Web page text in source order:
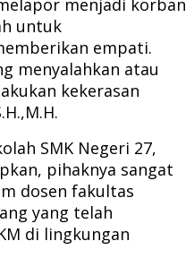
menjadi korban
untuk
empati.
menyalahkan atau
kekerasan
SMK Negeri 27,
pihaknya sangat
dosen fakultas
yang telah
di lingkungan